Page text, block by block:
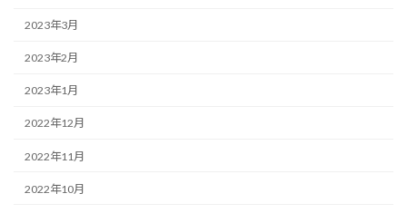
2023年3月
2023年2月
2023年1月
2022年12月
2022年11月
2022年10月